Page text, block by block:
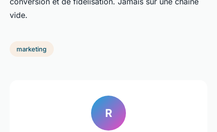
vide.
marketing
R